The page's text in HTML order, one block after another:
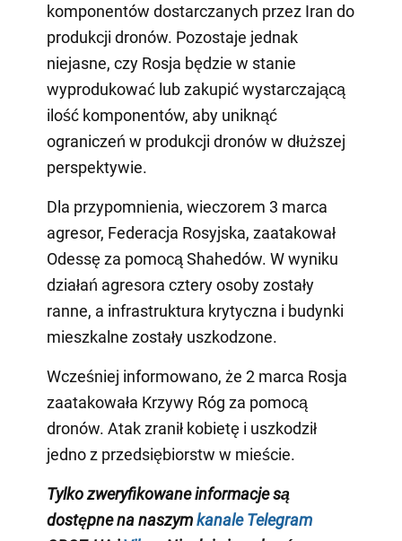
komponentów dostarczanych przez Iran do
produkcji dronów. Pozostaje jednak
niejasne, czy Rosja będzie w stanie
wyprodukować lub zakupić wystarczającą
ilość komponentów, aby uniknąć
ograniczeń w produkcji dronów w dłuższej
perspektywie.
Dla przypomnienia, wieczorem 3 marca
agresor, Federacja Rosyjska, zaatakował
Odessę za pomocą Shahedów. W wyniku
działań agresora cztery osoby zostały
ranne, a infrastruktura krytyczna i budynki
mieszkalne zostały uszkodzone.
Wcześniej informowano, że 2 marca Rosja
zaatakowała Krzywy Róg za pomocą
dronów. Atak zranił kobietę i uszkodził
jedno z przedsiębiorstw w mieście.
Tylko zweryfikowane informacje są
dostępne na naszymkanale Telegram